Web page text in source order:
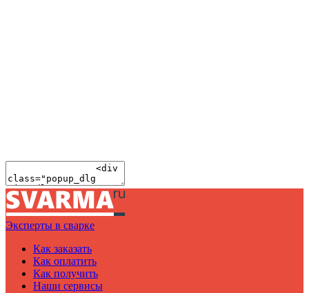
Эксперты в сварке
Как заказать
Как оплатить
Как получить
Наши сервисы